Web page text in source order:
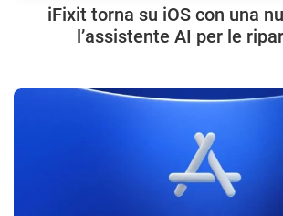
iFixit torna su iOS con una
l’assistente AI per le